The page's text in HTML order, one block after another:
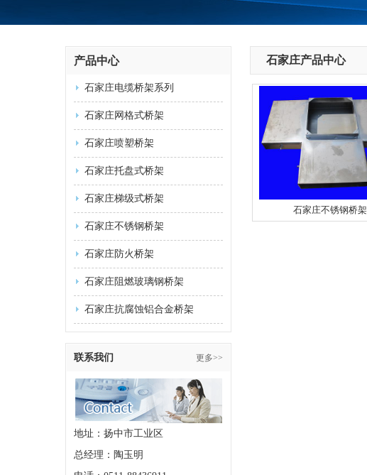
产品中心
石家庄电缆桥架系列
石家庄网格式桥架
石家庄喷塑桥架
石家庄托盘式桥架
石家庄梯级式桥架
石家庄不锈钢桥架
石家庄防火桥架
石家庄阻燃玻璃钢桥架
石家庄抗腐蚀铝合金桥架
联系我们 更多>>
地址：扬中市工业区
总经理：陶玉明
石家庄产品中心
石家庄不锈钢桥架